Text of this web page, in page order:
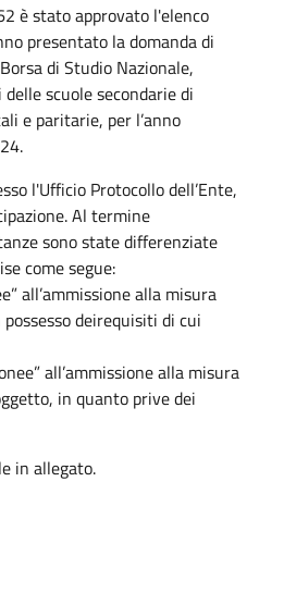
è stato approvato l'elenco
presentato la domanda di
di Studio Nazionale,
scuole secondarie di
e paritarie, per l’anno
l'Ufficio Protocollo dell’Ente,
Al termine
sono state differenziate
come segue:
all’ammissione alla misura
deirequisiti di cui
all’ammissione alla misura
in quanto prive dei
in allegato.